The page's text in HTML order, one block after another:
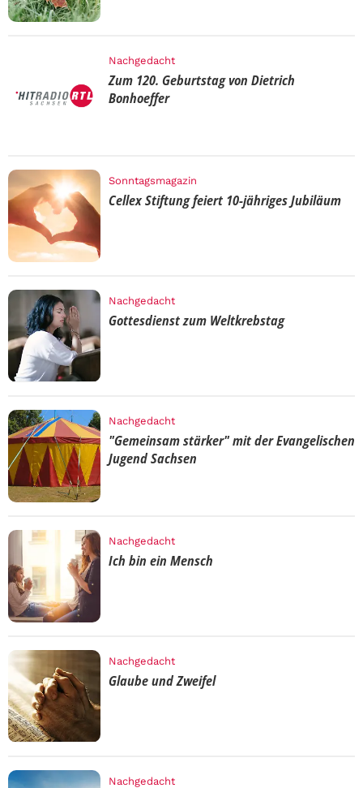
Nachgedacht
Zum 120. Geburtstag von Dietrich
Bonhoeffer
Sonntagsmagazin
Cellex Stiftung feiert 10-jähriges Jubiläum
Nachgedacht
Gottesdienst zum Weltkrebstag
Nachgedacht
"Gemeinsam stärker" mit der Evangelischen
Jugend Sachsen
Nachgedacht
Ich bin ein Mensch
Nachgedacht
Glaube und Zweifel
Nachgedacht